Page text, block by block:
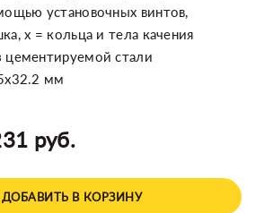
установочных винтов,
х = кольца и тела качения
цементируемой стали
мм
руб.
ДОБАВИТЬ В КОРЗИНУ